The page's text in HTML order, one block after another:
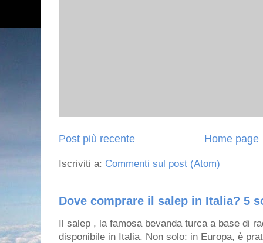
Post più recente Home page
Iscriviti a: Commenti sul post (Atom)
Dove comprare il salep in Italia? 5
Il salep , la famosa bevanda turca a base di
disponibile in Italia. Non solo: in Europa, è